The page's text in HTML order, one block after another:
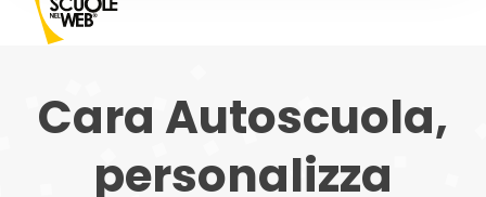
Cara Autoscuola,
personalizza